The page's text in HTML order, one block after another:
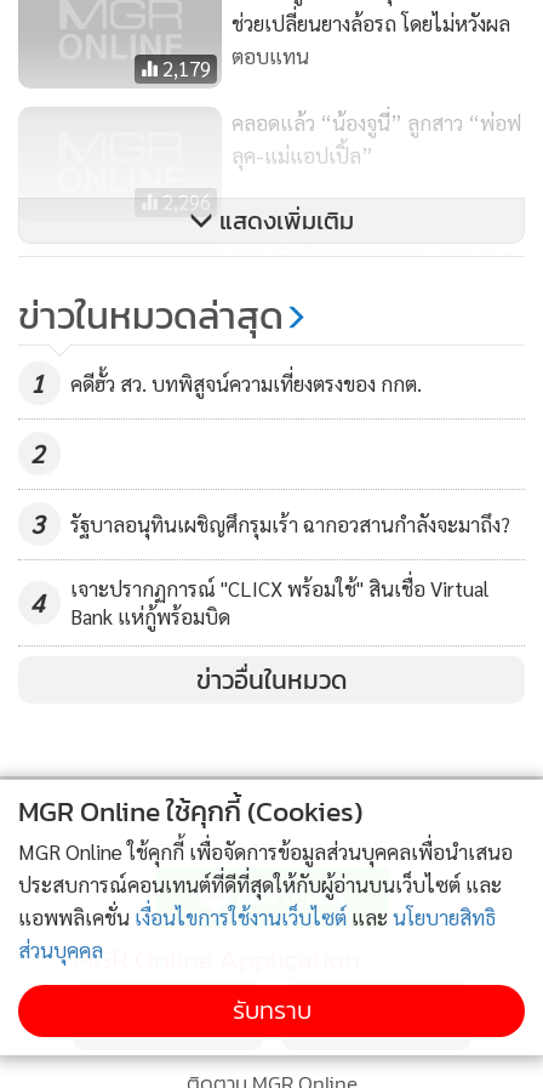
และ 4. กลุ่มที่ไม่มีเครื่องหมาย มอก. และตรวจพบทาเลตเกิน 0.1
(เกินเกณฑ์ที่กำหนด) ประกอบด้วย 11 ตัวอย่าง ได้แก่ ยางบีบหมู
(37.863), พวงกุญแจสไปเดอร์แมน (36.688), แรคคูณสีเหลือง
(36.422), สายรัดข้อมือสีชมพู (33.84), ตุ๊กตาบีบสัตว์ (33.18),
เป็ดสีเหลือง (28.436), ตุ๊กตาเจ้าหญิง (18.83), พวงกุญแจจระเข้
(17.56), ตุ๊กตาเจ้าหญิง (9.485), พวงกุญแจยางไดโนเสาร์ (5.43)
และตุ๊กตาม้า (2.92)
ของเล่นจำนวนมากที่ผลิตจากของพลาสติกพีวีซี (PVC) ตรวจ
พบสารทาเลต เกินมาตรฐาน ส่งผลกระทบต่อร่างกายเด็ก ก่อ
มะเร็ง เสี่ยงเป็นหมัน
2,179
ช่วยเปลี่ยนยางล้อรถ โดยไม่หวังผล
ตอบแทน
2,296
คลอดแล้ว “น้องจูนี่” ลูกสาว “พ่อฟ
ลุค-แม่แอปเปิ้ล”
321
กทม.ยังไร้"บริการสาธารณะ"จุดไหน
แสดงเพิ่มเติม
ข่าวในหมวดล่าสุด
1 คดีฮั้ว สว. บทพิสูจน์ความเที่ยงตรงของ กกต.
2
3 รัฐบาลอนุทินเผชิญศึกรุมเร้า ฉากอวสานกำลังจะมาถึง?
4
เจาะปรากฏการณ์ "CLICX พร้อมใช้" สินเชื่อ Virtual
Bank แห่กู้พร้อมบิด
ข่าวอื่นในหมวด
ติดตามข่าวสารผ่านทาง LINE
MGR Online Application
MGR Online ใช้คุกกี้ (Cookies)
MGR Online ใช้คุกกี้ เพื่อจัดการข้อมูลส่วนบุคคลเพื่อนำเสนอ
ประสบการณ์คอนเทนต์ที่ดีที่สุดให้กับผู้อ่านบนเว็บไซต์ และ
แอพพลิเคชั่น เงื่อนไขการใช้งานเว็บไซต์ และ นโยบายสิทธิ
ส่วนบุคคล
รับทราบ